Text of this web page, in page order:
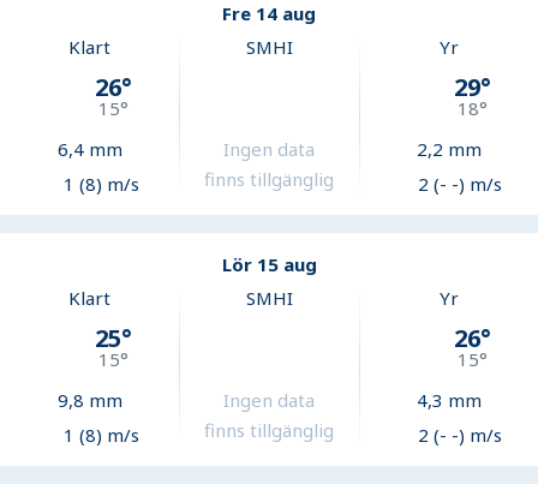
Fre 14 aug
Klart
26°
15°
6,4mm
1 (8) m/s
SMHI
Ingen data
finns tillgänglig
Yr
29°
18°
2,2 mm
2 (- -) m/s
Lör 15 aug
Klart
25°
15°
9,8 mm
1 (8) m/s
SMHI
Ingen data
finns tillgänglig
Yr
26°
15°
4,3 mm
2 (- -) m/s